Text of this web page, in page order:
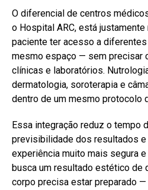
O diferencial de centros
o Hospital ARC, está
paciente ter acesso a
mesmo espaço — sem precisar
clínicas e laboratórios.
dermatologia, soroterapia e
dentro de um mesmo protocolo
Essa integração reduz o tempo
previsibilidade dos resultados
experiência muito mais segura
busca um resultado estético de
corpo precisa estar preparado